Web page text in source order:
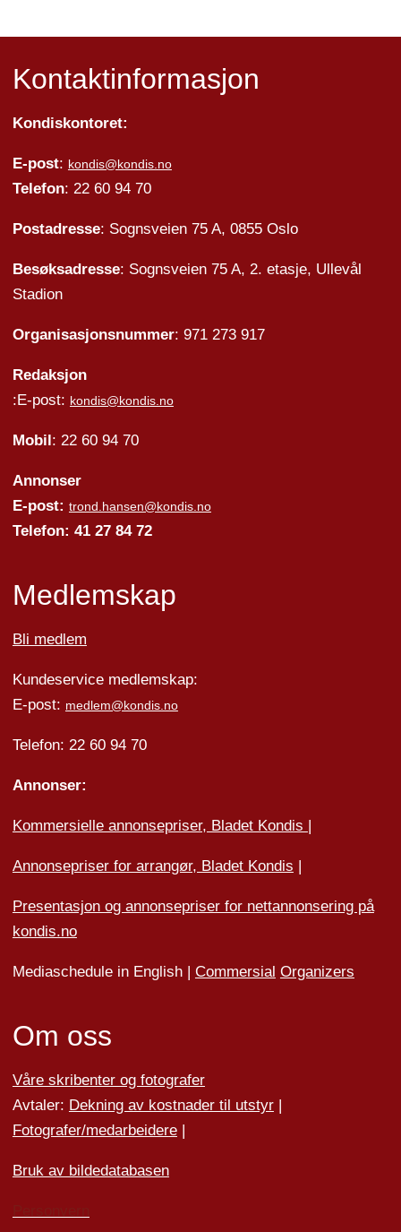
Kontaktinformasjon
Kondiskontoret:
E-post: kondis@kondis.no
Telefon: 22 60 94 70
Postadresse: Sognsveien 75 A, 0855 Oslo
Besøksadresse: Sognsveien 75 A, 2. etasje, Ullevål
Stadion
Organisasjonsnummer: 971 273 917
Redaksjon
:E-post: kondis@kondis.no
Mobil: 22 60 94 70
Annonser
E-post: trond.hansen@kondis.no
Telefon: 41 27 84 72
Medlemskap
Bli medlem
Kundeservice medlemskap:
E-post: medlem@kondis.no
Telefon: 22 60 94 70
Annonser:
Kommersielle annonsepriser, Bladet Kondis |
Annonsepriser for arrangør, Bladet Kondis |
Presentasjon og annonsepriser for nettannonsering på
kondis.no
Mediaschedule in English | Commersial Organizers
Om oss
Våre skribenter og fotografer
Avtaler: Dekning av kostnader til utstyr|
Fotografer/medarbeidere|
Bruk av bildedatabasen